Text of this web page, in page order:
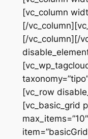
[vc_column
[/
[/vc_column][/
[vc_row
[vc_basic_grid